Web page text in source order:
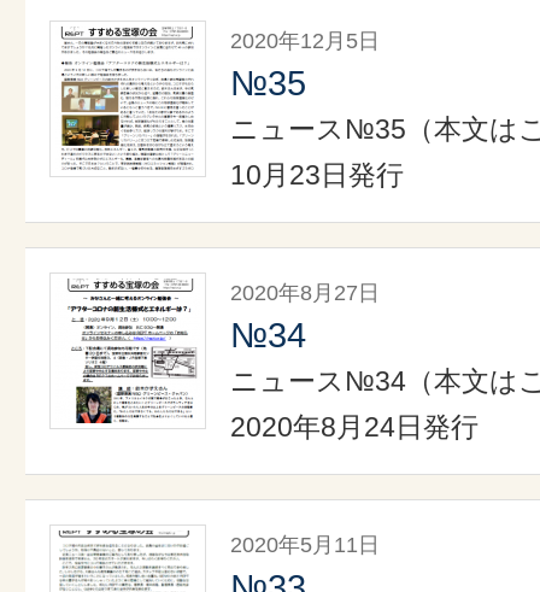
2020年12月5日
№35
ニュース№35（本文は
10月23日発行
2020年8月27日
№34
ニュース№34（本文は
2020年8月24日発行
2020年5月11日